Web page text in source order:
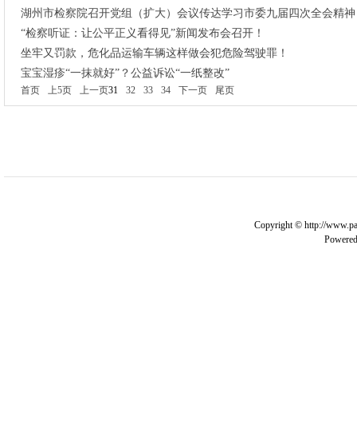
湖州市检察院召开党组（扩大）会议传达学习市委九届四次全会精神
“检察听证：让公平正义看得见”新闻发布会召开！
坐牢又罚款，危化品运输车辆这样做会犯危险驾驶罪！
宝宝湿疹“一抹就好”？公益诉讼“一纸整改”
首页 上5页 上一页31 32 33 34 下一页 尾页
Copyright © http://